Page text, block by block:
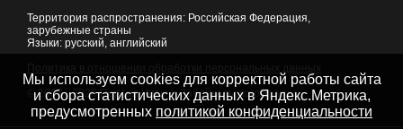
Территория распространения: Российская Федерация,
зарубежные страны
Языки: русский, английский
© 2007 - 2026Портал Читы и Забайкальского края
Мы используем cookies для корректной работы сайта
и сбора статистических данных в Яндекс.Метрика,
предусмотренных политикой конфиденциальности